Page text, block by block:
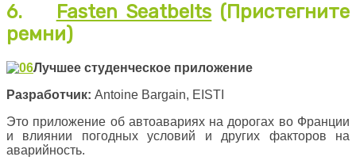
6. Fasten Seatbelts (Пристегните
ремни)
Лучшее студенческое приложение
Разработчик: Antoine Bargain, EISTI
Это приложение об автоавариях на дорогах во Франции
и влиянии погодных условий и других факторов на
аварийность.